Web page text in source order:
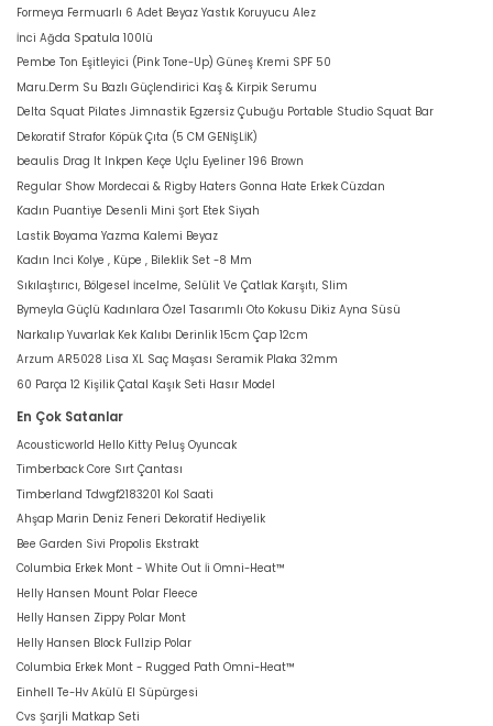
Formeya Fermuarlı 6 Adet Beyaz Yastık Koruyucu Alez
İnci Ağda Spatula 100lü
Pembe Ton Eşitleyici (Pink Tone-Up) Güneş Kremi SPF 50
Maru.Derm Su Bazlı Güçlendirici Kaş & Kirpik Serumu
Delta Squat Pilates Jimnastik Egzersiz Çubuğu Portable Studio Squat Bar
Dekoratif Strafor Köpük Çıta (5 CM GENİŞLİK)
beaulis Drag It Inkpen Keçe Uçlu Eyeliner 196 Brown
Regular Show Mordecai & Rigby Haters Gonna Hate Erkek Cüzdan
Kadın Puantiye Desenli Mini Şort Etek Siyah
Lastik Boyama Yazma Kalemi Beyaz
Kadın Inci Kolye , Küpe , Bileklik Set -8 Mm
Sıkılaştırıcı, Bölgesel İncelme, Selülit Ve Çatlak Karşıtı, Slim
Bymeyla Güçlü Kadınlara Özel Tasarımlı Oto Kokusu Dikiz Ayna Süsü
Narkalıp Yuvarlak Kek Kalıbı Derinlik 15cm Çap 12cm
Arzum AR5028 Lisa XL Saç Maşası Seramik Plaka 32mm
60 Parça 12 Kişilik Çatal Kaşık Seti Hasır Model
En Çok Satanlar
Acousticworld Hello Kitty Peluş Oyuncak
Timberback Core Sırt Çantası
Timberland Tdwgf2183201 Kol Saati
Ahşap Marin Deniz Feneri Dekoratif Hediyelik
Bee Garden Sivi Propolis Ekstrakt
Columbia Erkek Mont - White Out İi Omni-Heat™
Helly Hansen Mount Polar Fleece
Helly Hansen Zippy Polar Mont
Helly Hansen Block Fullzip Polar
Columbia Erkek Mont - Rugged Path Omni-Heat™
Einhell Te-Hv Akülü El Süpürgesi
Cvs Şarjli Matkap Seti